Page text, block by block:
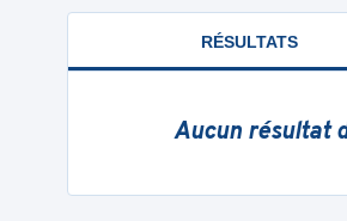
RÉSULTATS
Aucun résultat